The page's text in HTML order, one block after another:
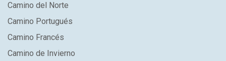
Camino del Norte
Camino Portugués
Camino Francés
Camino de Invierno